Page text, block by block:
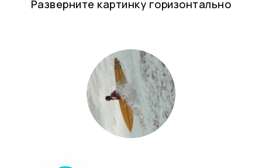
Разверните картинку горизонтально